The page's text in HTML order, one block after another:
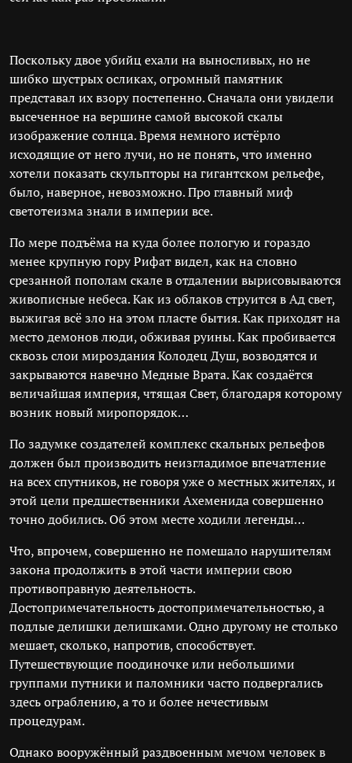
Поскольку двое убийц ехали на выносливых, но не
шибко шустрых осликах, огромный памятник
представал их взору постепенно. Сначала они увидели
высеченное на вершине самой высокой скалы
изображение солнца. Время немного истёрло
исходящие от него лучи, но не понять, что именно
хотели показать скульпторы на гигантском рельефе,
было, наверное, невозможно. Про главный миф
светотеизма знали в империи все.
По мере подъёма на куда более пологую и гораздо
менее крупную гору Рифат видел, как на словно
срезанной пополам скале в отдалении вырисовываются
живописные небеса. Как из облаков струится в Ад свет,
выжигая всё зло на этом пласте бытия. Как приходят на
место демонов люди, обживая руины. Как пробивается
сквозь слои мироздания Колодец Душ, возводятся и
закрываются навечно Медные Врата. Как создаётся
величайшая империя, чтящая Свет, благодаря которому
возник новый миропорядок…
По задумке создателей комплекс скальных рельефов
должен был производить неизгладимое впечатление
на всех спутников, не говоря уже о местных жителях, и
этой цели предшественники Ахеменида совершенно
точно добились. Об этом месте ходили легенды…
Что, впрочем, совершенно не помешало нарушителям
закона продолжить в этой части империи свою
противоправную деятельность.
Достопримечательность достопримечательностью, а
подлые делишки делишками. Одно другому не столько
мешает, сколько, напротив, способствует.
Путешествующие поодиночке или небольшими
группами путники и паломники часто подвергались
здесь ограблению, а то и более нечестивым
процедурам.
Однако вооружённый раздвоенным мечом человек в